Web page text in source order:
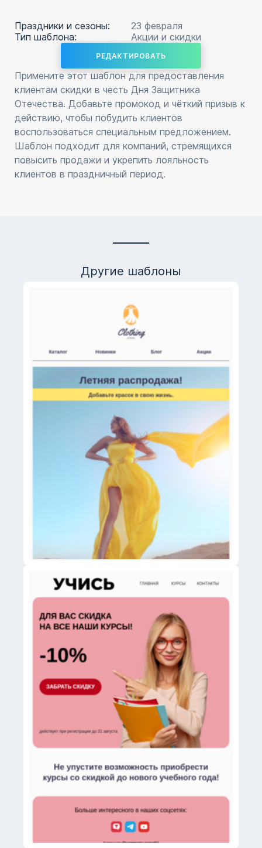
Праздники и сезоны:
23 февраля
Тип шаблона:
Акции и скидки
РЕДАКТИРОВАТЬ
Примените этот шаблон для предоставления
клиентам скидки в честь Дня Защитника
Отечества. Добавьте промокод и чёткий призыв к
действию, чтобы побудить клиентов
воспользоваться специальным предложением.
Шаблон подходит для компаний, стремящихся
повысить продажи и укрепить лояльность
клиентов в праздничный период.
Другие шаблоны